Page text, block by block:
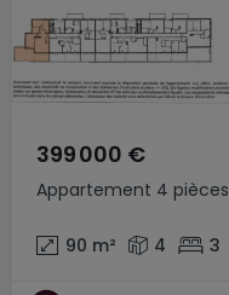
Appartement 4 pièces
399 000 €
90 m² 4 3